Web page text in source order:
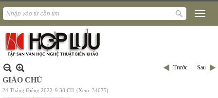
Trước Sau
GIÁO CHỦ
24 Tháng Giêng 2022 9:38 CH (Xem: 34075)